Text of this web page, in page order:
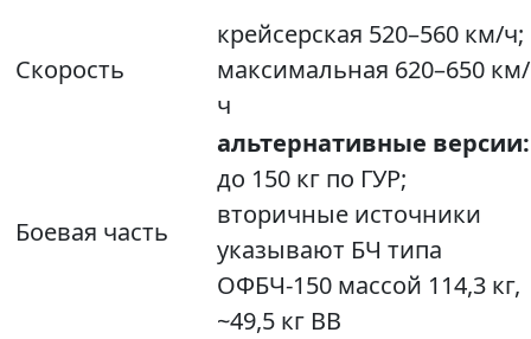
Скорость
крейсерская 520–560 км/ч;
максимальная 620–650 км/
ч
Боевая часть
альтернативные версии:
до 150 кг по ГУР;
вторичные источники
указывают БЧ типа
ОФБЧ‑150 массой 114,3 кг,
~49,5 кг ВВ